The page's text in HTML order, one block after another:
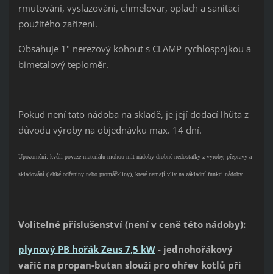
rmutování, vyslazování, chmelovar, oplach a sanitaci
použitého zařízení.
Obsahuje 1" nerezový kohout s CLAMP rychlospojkou a
bimetalový teploměr.
Pokud není tato nádoba na skladě, je její dodací lhůta z
důvodu výroby na objednávku max. 14 dní.
Upozornění: kvůli povaze materiálu mohou mít nádoby drobné nedostatky z výroby, přepravy a
skladování (lehké odřeniny nebo promáčkliny), které nemají vliv na základní funkci nádoby.
Volitelné příslušenství (není v ceně této nádoby):
plynový PB hořák Zeus 7,5 kW- jednohořákový
vařič na propan-butan slouží pro ohřev kotlů při